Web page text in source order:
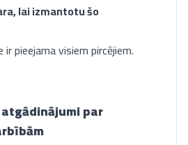
lai izmantotu šo
pieejama visiem pircējiem.
par